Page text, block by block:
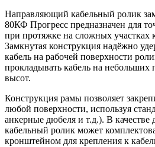
Направляющий кабельный ролик
80КФ Прогресс предназначен для
при протяжке на сложных участках
Замкнутая конструкция надёжно
кабель на рабочей поверхности
прокладывать кабель на небольших
высот.
Конструкция рамы позволяет
любой поверхности, используя
анкерные дюбеля и т.д.). В
кабельный ролик может
кронштейном для крепления к